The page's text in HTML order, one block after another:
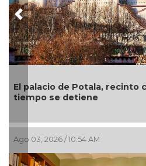
“El arte es como una tablita
el pintor veracruzano Nahúm
Jul 28, 2026 / 9:37 AM
Previous